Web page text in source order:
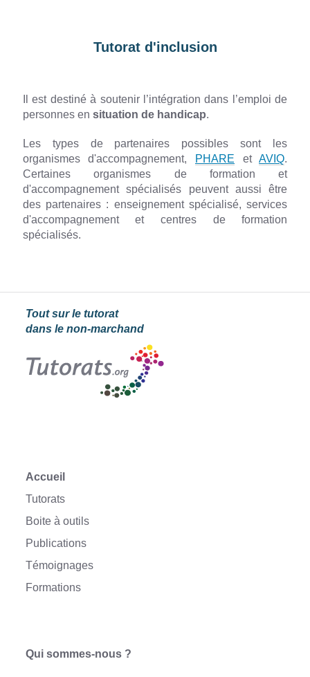
Tutorat d'inclusion
Il est destiné à soutenir l’intégration dans l’emploi de
personnes en situation de handicap.
Les types de partenaires possibles sont les
organismes d'accompagnement,
PHARE etAVIQ.
Certaines organismes de formation et
d'accompagnement spécialisés peuvent aussi être
des partenaires : enseignement spécialisé, services
d'accompagnement et centres de formation
spécialisés.
Tout sur le tutorat
dans le non-marchand
Accueil
Tutorats
Boite à outils
Publications
Témoignages
Formations
Qui sommes-nous ?